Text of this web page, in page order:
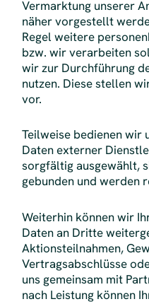
Vermarktung unserer
näher vorgestellt
Regel weitere
bzw. wir verarbeiten
wir zur Durchführung
nutzen. Diese stellen
vor.
Teilweise bedienen wir
Daten externer
sorgfältig ausgewählt,
gebunden und werden
Weiterhin können wir
Daten an Dritte
Aktionsteilnahmen,
Vertragsabschlüsse
uns gemeinsam mit
nach Leistung können